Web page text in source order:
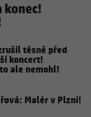
konec!
těsně před
koncert!
ale nemohl!
Malér v Plzni!